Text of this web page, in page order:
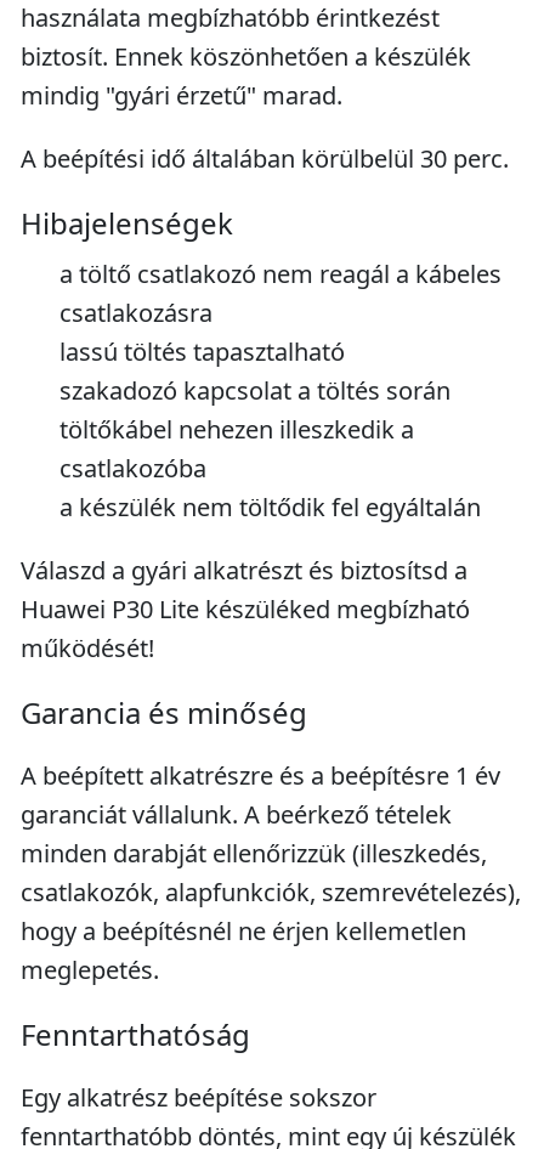
használata megbízhatóbb érintkezést
biztosít. Ennek köszönhetően a készülék
mindig "gyári érzetű" marad.
A beépítési idő általában körülbelül 30 perc.
Hibajelenségek
a töltő csatlakozó nem reagál a kábeles
csatlakozásra
lassú töltés tapasztalható
szakadozó kapcsolat a töltés során
töltőkábel nehezen illeszkedik a
csatlakozóba
a készülék nem töltődik fel egyáltalán
Válaszd a gyári alkatrészt és biztosítsd a
Huawei P30 Lite készüléked megbízható
működését!
Garancia és minőség
A beépített alkatrészre és a beépítésre 1 év
garanciát vállalunk. A beérkező tételek
minden darabját ellenőrizzük (illeszkedés,
csatlakozók, alapfunkciók, szemrevételezés),
hogy a beépítésnél ne érjen kellemetlen
meglepetés.
Fenntarthatóság
Egy alkatrész beépítése sokszor
fenntarthatóbb döntés, mint egy új készülék